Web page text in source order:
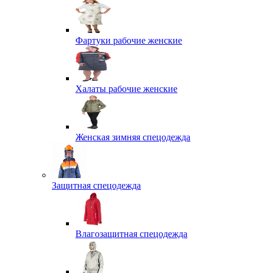
Фартуки рабочие женские
Халаты рабочие женские
Женская зимняя спецодежда
Защитная спецодежда
Влагозащитная спецодежда